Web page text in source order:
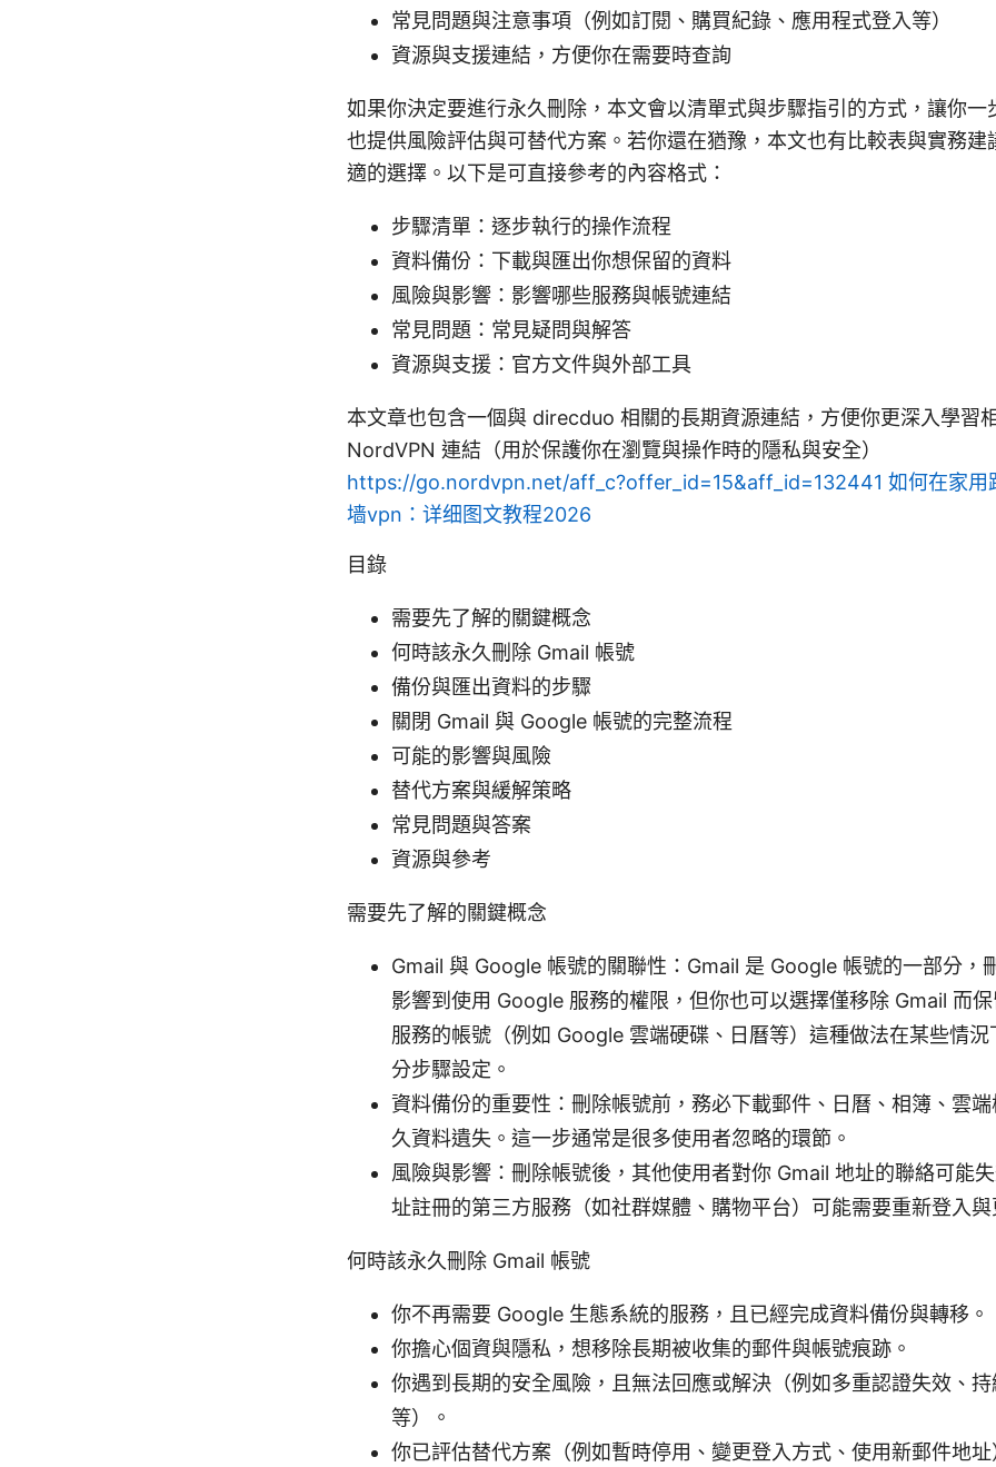
常見問題與注意事項（例如訂閱、購買紀錄、應用程式登入等）
資源與支援連結，方便你在需要時查詢
如果你決定要進行永久刪除，本文會以清單式與步驟指引的方式，讓你一
也提供風險評估與可替代方案。若你還在猶豫，本文也有比較表與實務建
適的選擇。以下是可直接參考的內容格式：
步驟清單：逐步執行的操作流程
資料備份：下載與匯出你想保留的資料
風險與影響：影響哪些服務與帳號連結
常見問題：常見疑問與解答
資源與支援：官方文件與外部工具
本文章也包含一個與 direcduo 相關的長期資源連結，方便你更深入學習
NordVPN 連結（用於保護你在瀏覽與操作時的隱私與安全）
https://go.nordvpn.net/aff_c?offer_id=15&aff_id=132441 如何在家用
墙vpn：详细图文教程2026
目錄
需要先了解的關鍵概念
何時該永久刪除 Gmail 帳號
備份與匯出資料的步驟
關閉 Gmail 與 Google 帳號的完整流程
可能的影響與風險
替代方案與緩解策略
常見問題與答案
資源與參考
需要先了解的關鍵概念
Gmail 與 Google 帳號的關聯性：Gmail 是 Google 帳號的一部分，
影響到使用 Google 服務的權限，但你也可以選擇僅移除 Gmail 而
服務的帳號（例如 Google 雲端硬碟、日曆等）這種做法在某些情況
分步驟設定。
資料備份的重要性：刪除帳號前，務必下載郵件、日曆、相簿、雲
久資料遺失。這一步通常是很多使用者忽略的環節。
風險與影響：刪除帳號後，其他使用者對你 Gmail 地址的聯絡可能
址註冊的第三方服務（如社群媒體、購物平台）可能需要重新登入與
何時該永久刪除 Gmail 帳號
你不再需要 Google 生態系統的服務，且已經完成資料備份與轉移。
你擔心個資與隱私，想移除長期被收集的郵件與帳號痕跡。
你遇到長期的安全風險，且無法回應或解決（例如多重認證失效、
等）。
你已評估替代方案（例如暫時停用、變更登入方式、使用新郵件地址